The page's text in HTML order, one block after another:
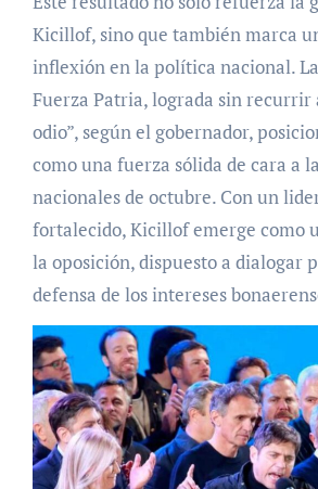
Kicillof, sino que también marca
inflexión en la política nacional.
Fuerza Patria, lograda sin recurrir
odio”, según el gobernador,
como una fuerza sólida de cara a
nacionales de octubre. Con un
fortalecido, Kicillof emerge como
la oposición, dispuesto a dialogar
defensa de los intereses